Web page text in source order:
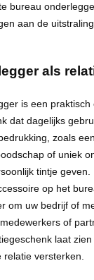
bureau
aan de uitstraling
als
is een praktisch
dat dagelijks
zoals
of uniek
tintje
op het
om uw bedrijf of
of
laat
relatie versterken.